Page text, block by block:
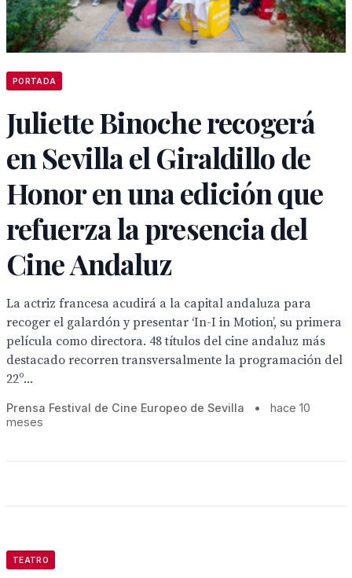
PORTADA
Juliette Binoche recogerá
en Sevilla el Giraldillo de
Honor en una edición que
refuerza la presencia del
Cine Andaluz
La actriz francesa acudirá a la capital andaluza para
recoger el galardón y presentar ‘In-I in Motion’, su primera
película como directora. 48 títulos del cine andaluz más
destacado recorren transversalmente la programación del
22º...
Prensa Festival de Cine Europeo de Sevilla •
hace 10
meses
TEATRO